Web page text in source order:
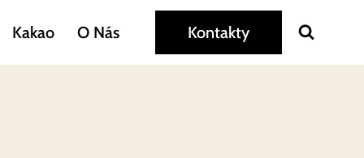
Kakao O Nás Kontakty